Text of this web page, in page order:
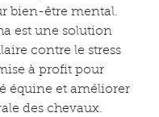
bien-être mental.
est une solution
contre le stress
à profit pour
équine et améliorer
des chevaux.